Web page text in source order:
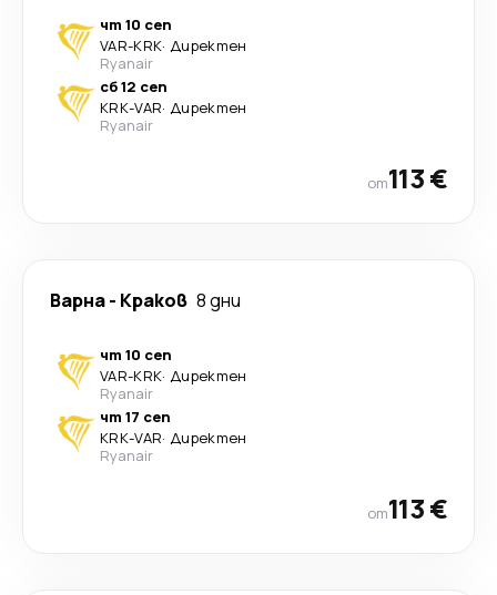
чт 10 сеп
VAR-KRK· Директен
Ryanair
сб 12 сеп
KRK-VAR· Директен
Ryanair
от113 €
Варна- Краков 8 дни
чт 10 сеп
VAR-KRK· Директен
Ryanair
чт 17 сеп
KRK-VAR· Директен
Ryanair
от113 €